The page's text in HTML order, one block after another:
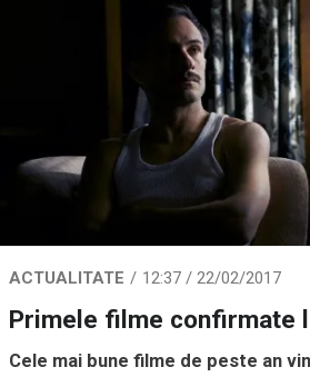
ACTUALITATE 12:37 / 22/02/2017
Primele filme confirmate
Cele mai bune filme de peste an